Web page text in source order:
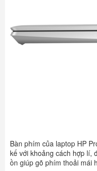
Bàn phím của laptop HP
kế với khoảng cách hợp lí,
ồn giúp gõ phím thoải mái